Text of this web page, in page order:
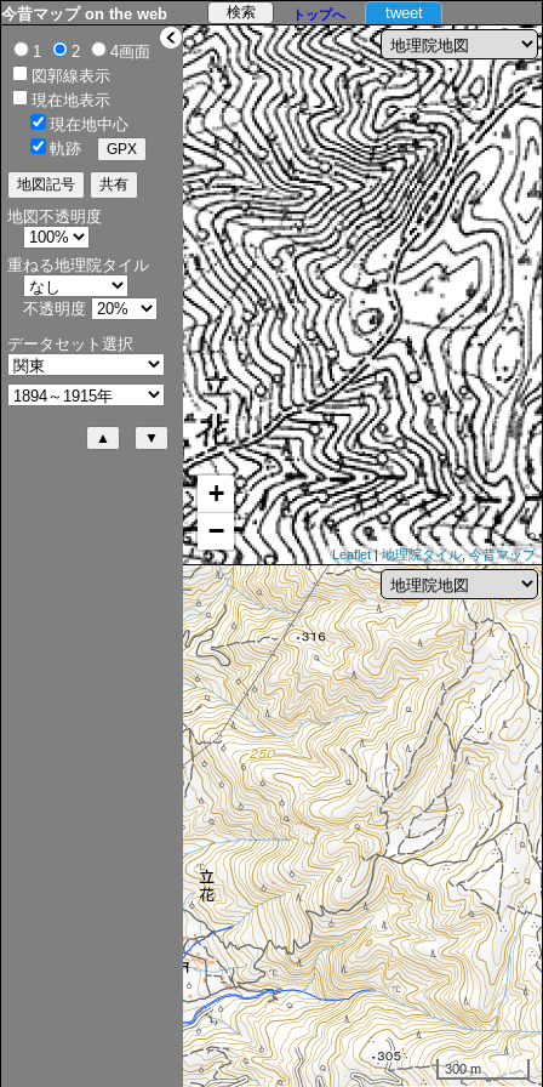
> tweet
今昔マップ on the web トップへ
+
−
Leaflet|地理院タイル,今昔マップ
300 m
1 2
4画面
図郭線表示
現在地表示
現在地中心
軌跡
地図不透明度
重ねる地理院タイル
不透明度
データセット選択